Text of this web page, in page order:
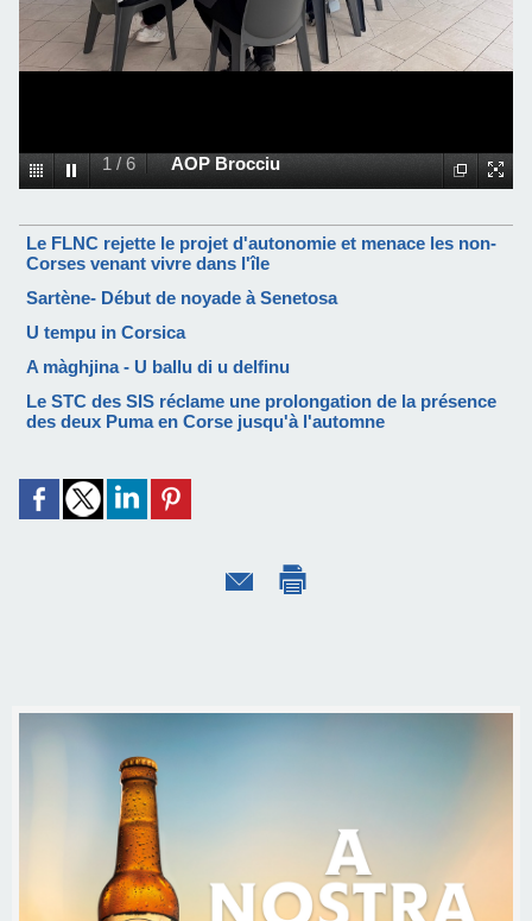
1 /6 AOP Brocciu
Le FLNC rejette le projet d'autonomie et menace les non-
Corses venant vivre dans l'île
Sartène- Début de noyade à Senetosa
U tempu in Corsica
A màghjina - U ballu di u delfinu
Le STC des SIS réclame une prolongation de la présence
des deux Puma en Corse jusqu'à l'automne